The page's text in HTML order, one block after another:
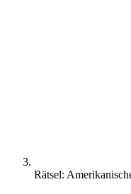
Rätsel: